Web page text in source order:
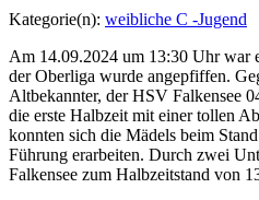
Kategorie(n): weibliche C -Jugend
Am 14.09.2024 um 13:30 Uhr war
der Oberliga wurde angepfiffen.
Altbekannter, der HSV Falkensee
die erste Halbzeit mit einer tollen
konnten sich die Mädels beim
Führung erarbeiten. Durch zwei
Falkensee zum Halbzeitstand von